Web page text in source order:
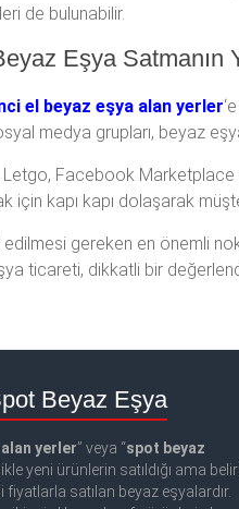
de bulunabilir.
Eşya Satmanın
el beyaz eşya alan yerler
medya grupları, beyaz
Facebook Marketplace
için kapı kapı dolaşarak
gereken en önemli
ticareti, dikkatli bir
Beyaz Eşya
yerler” veya “spot beyaz
yeni ürünlerin satıldığı ama
fiyatlarla satılan beyaz eşyalardır.